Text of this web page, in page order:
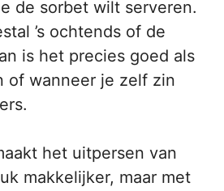
de sorbet wilt serveren.
’s ochtends of de
is het precies goed als
of wanneer je zelf zin
het uitpersen van
makkelijker, maar met